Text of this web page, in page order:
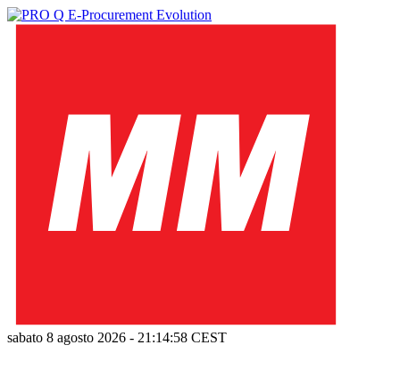
sabato 8 agosto 2026 - 21:14:59 CEST